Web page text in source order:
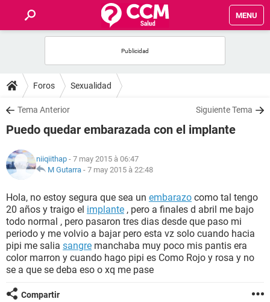
MENU
FORUMS
SALUD
NUTRICIÓN
BIENESTAR
SEXUALIDAD
GLOSARIO
Foros Sexualidad
Tema Anterior Siguiente Tema
Puedo quedar embarazada con el implante
niiqiithap - 7 may 2015 à 06:47
M Gutarra - 7 may 2015 à 22:48
Hola, no estoy segura que sea un embarazo como tal tengo
20 años y traigo el implante , pero a finales d abril me bajo
todo normal , pero pasaron tres dias desde que paso mi
periodo y me volvio a bajar pero esta vz solo cuando hacia
pipi me salia sangre manchaba muy poco mis pantis era
color marron y cuando hago pipi es Como Rojo y rosa y no
se a que se deba eso o xq me pase
Compartir